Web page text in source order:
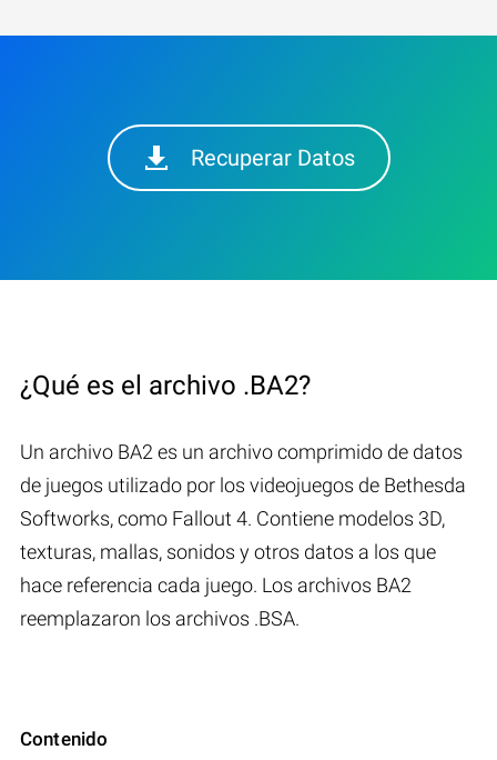
Recuperar Datos
¿Qué es el archivo .BA2?
Un archivo BA2 es un archivo comprimido de datos
de juegos utilizado por los videojuegos de Bethesda
Softworks, como Fallout 4. Contiene modelos 3D,
texturas, mallas, sonidos y otros datos a los que
hace referencia cada juego. Los archivos BA2
reemplazaron los archivos .BSA.
Contenido